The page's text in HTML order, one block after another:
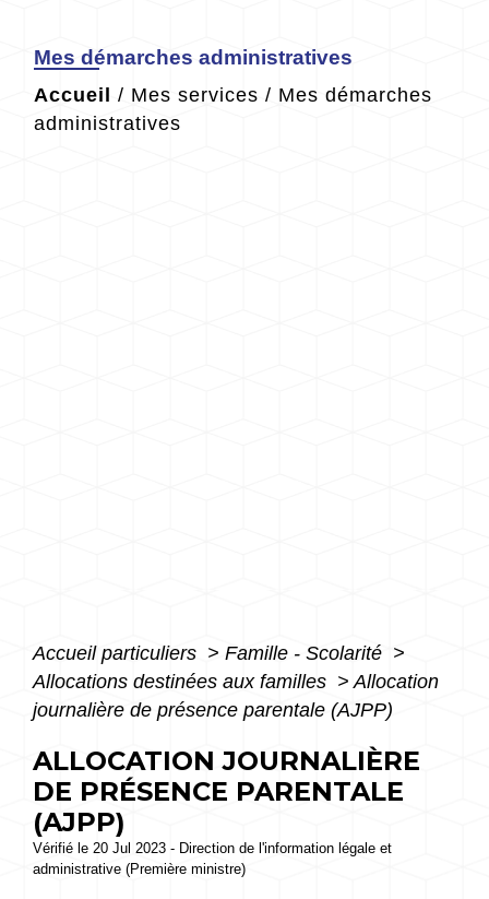
Mes démarches administratives
Accueil / Mes services / Mes démarches
administratives
Accueil particuliers > Famille - Scolarité >
Allocations destinées aux familles > Allocation
journalière de présence parentale (AJPP)
ALLOCATION JOURNALIÈRE
DE PRÉSENCE PARENTALE
(AJPP)
Vérifié le 20 Jul 2023 - Direction de l'information légale et
administrative (Première ministre)